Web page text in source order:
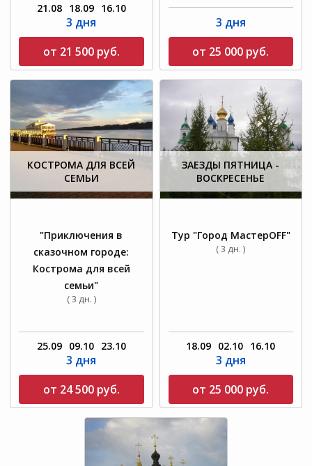
21.08 18.09 16.10
3 дня
от 21 500 руб.
3 дня
от 25 000 руб.
КОСТРОМА ДЛЯ ВСЕЙ
СЕМЬИ
"Приключения в
сказочном городе:
Кострома для всей
семьи"
( 3 дн. )
25.09 09.10 23.10
3 дня
от 24 500 руб.
ЗАЕЗДЫ ПЯТНИЦА -
ВОСКРЕСЕНЬЕ
Тур "Город МастерOFF"
( 3 дн. )
18.09 02.10 16.10
3 дня
от 25 000 руб.